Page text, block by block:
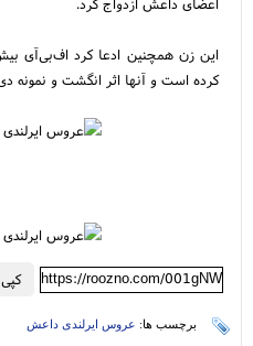
این زن همچنین ادعا کرد اف‌بی‌آی بیش
کرده است و آنها اثر انگشت و نمونه
https://roozno.com/001gNW
برچسب ها: عروس ایرلندی داعش